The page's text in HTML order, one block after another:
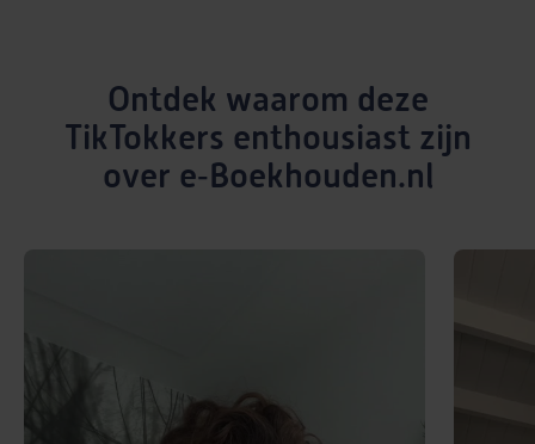
Ontdek waarom deze
TikTokkers enthousiast zijn
over e‑Boekhouden.nl